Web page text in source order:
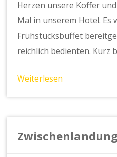
Herzen unsere Koffer
Mal in unserem Hotel. Es
Frühstücksbuffet
reichlich bedienten. Kurz
Weiterlesen